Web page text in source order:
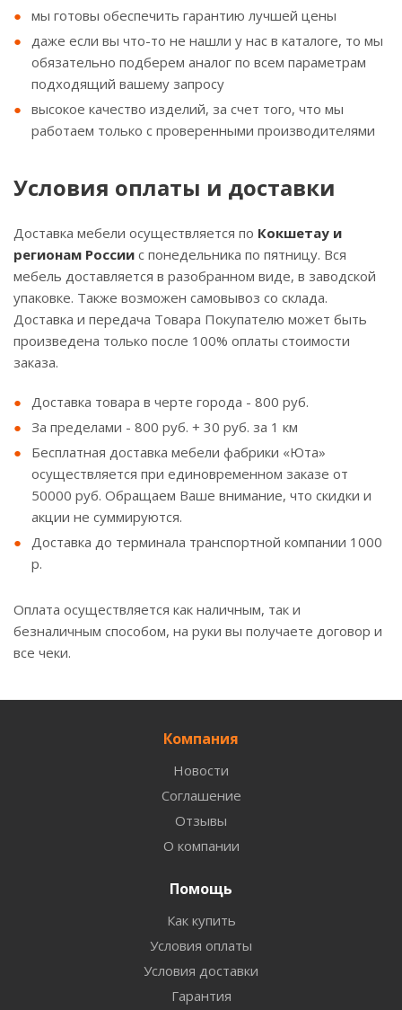
мы готовы обеспечить гарантию лучшей цены
даже если вы что-то не нашли у нас в каталоге, то мы
обязательно подберем аналог по всем параметрам
подходящий вашему запросу
высокое качество изделий, за счет того, что мы
работаем только с проверенными производителями
Условия оплаты и доставки
Доставка мебели осуществляется по Кокшетау и
регионам России с понедельника по пятницу. Вся
мебель доставляется в разобранном виде, в заводской
упаковке. Также возможен самовывоз со склада.
Доставка и передача Товара Покупателю может быть
произведена только после 100% оплаты стоимости
заказа.
Доставка товара в черте города - 800 руб.
За пределами - 800 руб. + 30 руб. за 1 км
Бесплатная доставка мебели фабрики «Юта»
осуществляется при единовременном заказе от
50000 руб. Обращаем Ваше внимание, что скидки и
акции не суммируются.
Доставка до терминала транспортной компании 1000
р.
Оплата осуществляется как наличным, так и
безналичным способом, на руки вы получаете договор и
все чеки.
Компания
Новости
Соглашение
Отзывы
О компании
Помощь
Как купить
Условия оплаты
Условия доставки
Гарантия